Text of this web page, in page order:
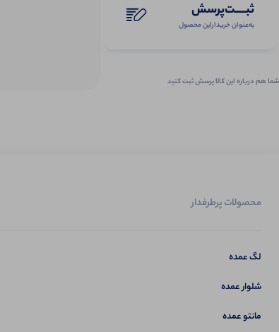
ثبـــــت‌پرسش
به‌عنوان ‌خریدار‌این‌ محصول
شما هم درباره این کالا پرسش ثبت کنید
محصولات پرطرفدار
لگ عمده
شلوار عمده
مانتو عمده